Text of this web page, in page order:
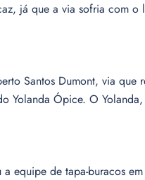
já que a via sofria com o
Santos Dumont, via que
Yolanda Ópice. O
equipe de tapa-buracos